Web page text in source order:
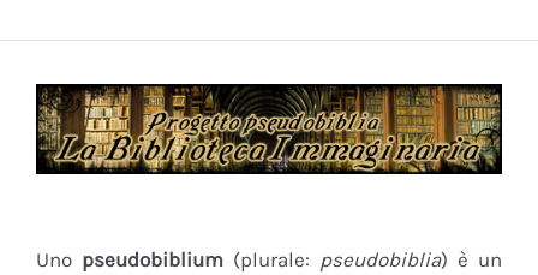
Uno pseudobiblium (plurale: pseudobiblia) è un